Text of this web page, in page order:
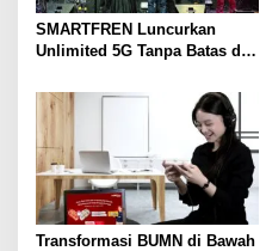
s
SMARTFREN Luncurkan
Unlimited 5G Tanpa Batas di
Transformasi BUMN di Bawah